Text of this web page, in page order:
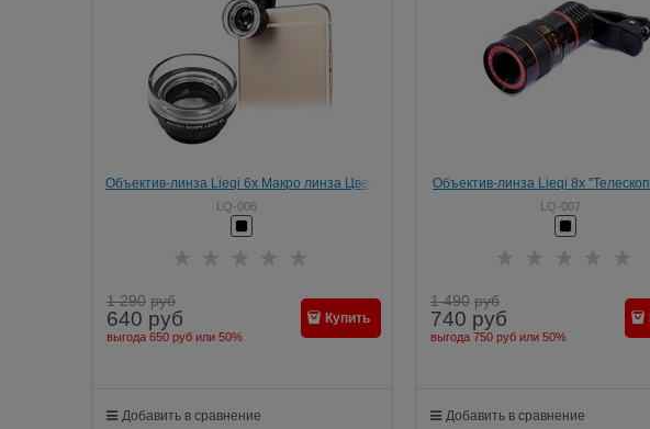
Объектив-линза Lieqi 6x Макро линза Цвет:
Чёрный (LQ-006)
LQ-006
1 290 руб
640 руб
выгода 650 руб или 50%
Купить
Добавить в сравнение
Объектив-линза Lieqi 8x
объектив" Цвет: Чёрный/Красный
LQ-007
1 490 руб
740 руб
выгода 750 рубили 50%
Добавить в сравнение